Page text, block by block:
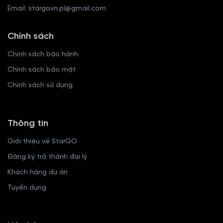
Email: stargovn.pl@gmail.com
Chính sách
Chính sách bảo hành
Chính sách bảo mật
Chính sách sử dụng
Thông tin
Giới thiệu về StarGO
Đăng ký trở thành đại lý
Khách hàng dự án
Tuyển dụng